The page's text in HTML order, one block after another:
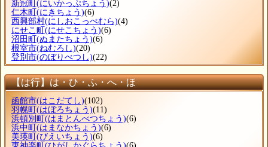
新冠町 (にいかっぷちょう)(2)
仁木町 (にきちょう)(6)
西興部村(にしおこっぺむら)(4)
にせこ町 (にせこちょう)(6)
沼田町 (ぬまたちょう)(6)
根室市(ねむろし)(20)
登別市(のぼりべつし)(22)
【は行】は・ひ・ふ・へ・ほ
函館市(はこだてし)(102)
羽幌町 (はぼろちょう)(11)
浜頓別町 (はまとんべつちょう)(6)
浜中町 (はまなかちょう)(6)
美瑛町 (びえいちょう)(6)